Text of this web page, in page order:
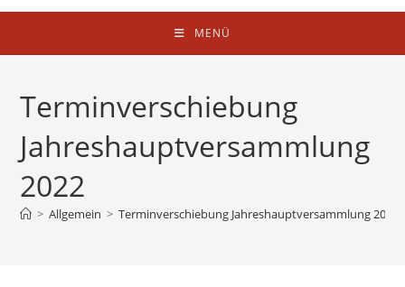
MENÜ
Terminverschiebung
Jahreshauptversammlung
2022
> Allgemein > Terminverschiebung Jahreshauptversammlung 2022